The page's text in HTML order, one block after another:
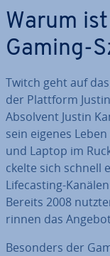
Warum
Gaming-
Twitch geht auf
der Plattform
Absolvent Justin
sein eigenes
und Laptop im
ckel­te sich schnell
Lifecas­ting-
Bereits 2008
rin­nen das
Besonders der